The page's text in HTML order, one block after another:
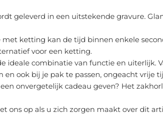
geleverd in een uitstekende gravure.
ketting kan de tijd binnen enkele
voor een ketting.
ideale combinatie van functie en
ook bij je pak te passen, ongeacht vrije
onvergetelijk cadeau geven? Het
ons op als u zich zorgen maakt over dit